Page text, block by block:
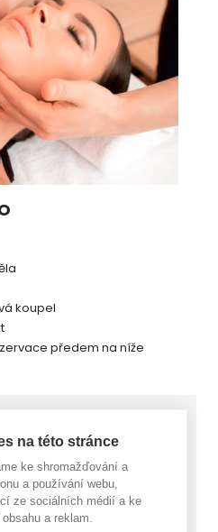
koupel
předem na níže
na této stránce
ke shromažďování a
a používání webu,
ze sociálních médií a ke
a reklam.